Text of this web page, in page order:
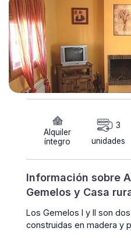
Alquiler
íntegro
3
unidades
Información sobre
Gemelos y Casa
Los Gemelos I y II son
construidas en madera y